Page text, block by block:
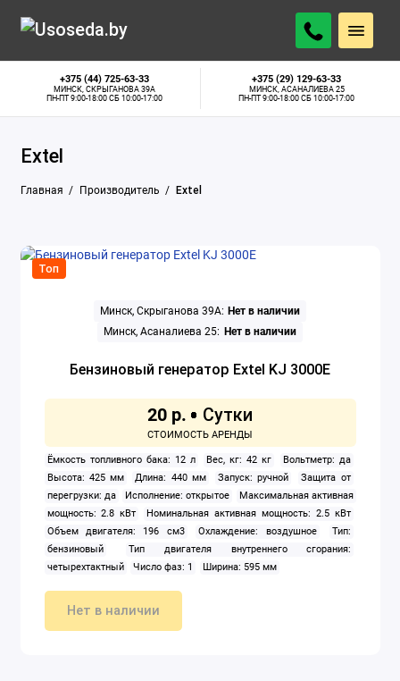
+375 (44) 725-63-33
МИНСК, СКРЫГАНОВА 39А
ПН-ПТ 9:00-18:00 СБ 10:00-17:00
+375 (29) 129-63-33
МИНСК, АСАНАЛИЕВА 25
ПН-ПТ 9:00-18:00 СБ 10:00-17:00
Extel
Главная Производитель Extel
Топ
Минск, Скрыганова 39А: Нет в наличии
Минск, Асаналиева 25: Нет в наличии
Бензиновый генератор Extel KJ 3000E
20 р.
Ёмкость топливного бака: 12 л Вес, кг: 42 кг
Вольтметр: да
Высота: 425 мм
Длина: 440 мм Запуск: ручной
Защита от
перегрузки: да
Исполнение: открытое
Максимальная активная
мощность: 2.8 кВт
Номинальная активная мощность: 2.5 кВт
Объем двигателя: 196 см3
Охлаждение: воздушное
Тип:
бензиновый
Тип двигателя внутреннего сгорания:
четырехтактный
Число фаз: 1 Ширина: 595 мм
Нет в наличии